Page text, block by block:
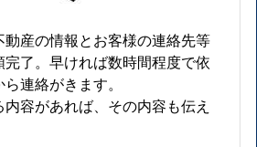
産の情報とお客様の連絡先等
完了。早ければ数時間程度で依
連絡がきます。
容があれば、その内容も伝え